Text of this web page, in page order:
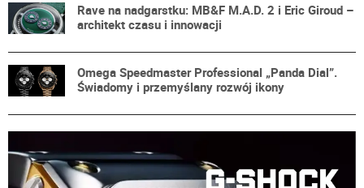
Rave na nadgarstku: MB&F M.A.D. 2 i Eric Giroud –
architekt czasu i innowacji
Omega Speedmaster Professional „Panda Dial”.
Świadomy i przemyślany rozwój ikony